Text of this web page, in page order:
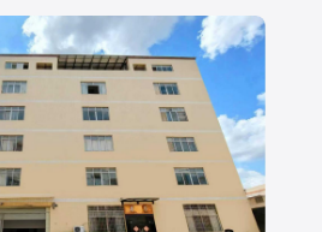
Pусский
Español
Português
한국의